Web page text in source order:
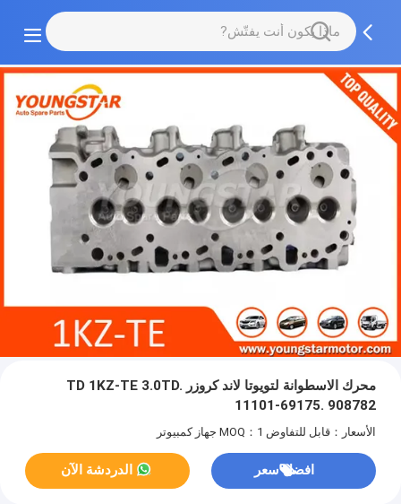
محرك الاسطوانة لتويوتا لاند كروزر TD 1KZ-TE 3.0TD.
11101-69175. 908782
الأسعار：قابل للتفاوض MOQ：1 جهاز كمبيوتر
افضل سعر الدردشة الآن